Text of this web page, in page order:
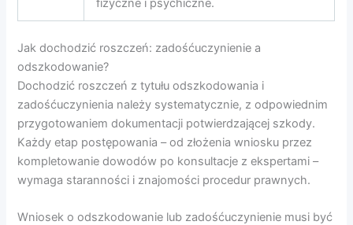
fizyczne i psychiczne.
Jak dochodzić roszczeń: zadośćuczynienie a
odszkodowanie?
Dochodzić roszczeń z tytułu odszkodowania i
zadośćuczynienia należy systematycznie, z odpowiednim
przygotowaniem dokumentacji potwierdzającej szkody.
Każdy etap postępowania – od złożenia wniosku przez
kompletowanie dowodów po konsultacje z ekspertami –
wymaga staranności i znajomości procedur prawnych.
Wniosek o odszkodowanie lub zadośćuczynienie musi być